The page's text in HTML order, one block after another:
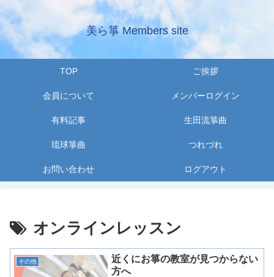
美ら箏 Members site
TOP ご挨拶
会員について メンバーログイン
有料記事 生田流箏曲
琉球箏曲 つれづれ
お問い合わせ ログアウト
オンラインレッスン
その他
近くにお箏の教室が見つからない
方へ